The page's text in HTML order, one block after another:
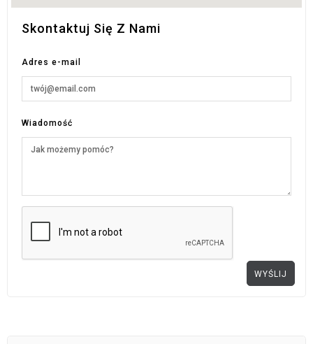
Skontaktuj Się Z Nami
Adres e-mail
Wiadomość